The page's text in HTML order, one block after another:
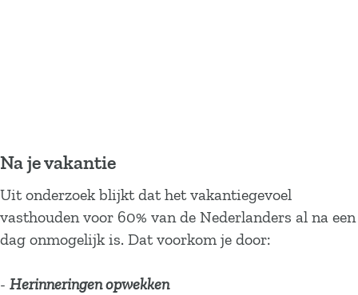
Na je vakantie
Uit onderzoek blijkt dat het vakantiegevoel
vasthouden voor 60% van de Nederlanders al na een
dag onmogelijk is. Dat voorkom je door:
- Herinneringen opwekken